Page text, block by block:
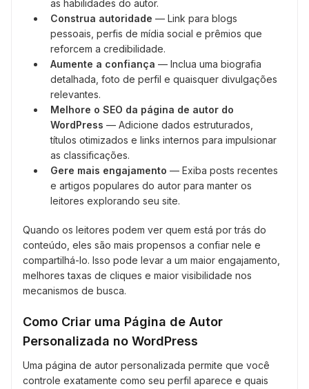
as habilidades do autor.
Construa autoridade — Link para blogs
pessoais, perfis de mídia social e prêmios que
reforcem a credibilidade.
Aumente a confiança — Inclua uma biografia
detalhada, foto de perfil e quaisquer divulgações
relevantes.
Melhore o SEO da página de autor do
WordPress — Adicione dados estruturados,
títulos otimizados e links internos para impulsionar
as classificações.
Gere mais engajamento — Exiba posts recentes
e artigos populares do autor para manter os
leitores explorando seu site.
Quando os leitores podem ver quem está por trás do
conteúdo, eles são mais propensos a confiar nele e
compartilhá-lo. Isso pode levar a um maior engajamento,
melhores taxas de cliques e maior visibilidade nos
mecanismos de busca.
Como Criar uma Página de Autor
Personalizada no WordPress
Uma página de autor personalizada permite que você
controle exatamente como seu perfil aparece e quais